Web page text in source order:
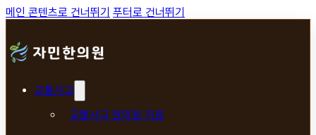
메인 콘텐츠로 건너뛰기 푸터로 건너뛰기
교통사고
교통사고 한의원 치료